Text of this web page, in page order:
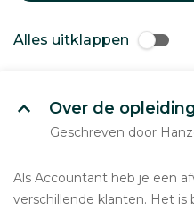
Alles uitklappen
Over de
Geschreven door
Als Accountant heb je een
verschillende klanten. Het is